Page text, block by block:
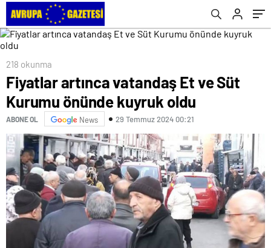
218 okunma
Fiyatlar artınca vatandaş Et ve Süt
Kurumu önünde kuyruk oldu
ABONE OL News 29 Temmuz 2024 00:21
Etti